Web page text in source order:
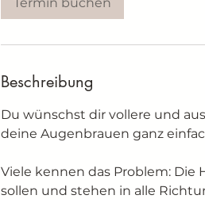
Beschreibung
Du wünschst dir vollere und
deine Augenbrauen ganz
Viele kennen das Problem: Die
sollen und stehen in alle